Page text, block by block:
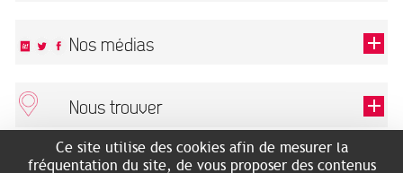
Ce champ est exigé.
Nos médias
Nous trouver
ARCHIVES MUNICIPALES
RECHERCHES GÉNÉALOGIQUES
Ce site utilise des cookies afin de mesurer la
fréquentation du site, de vous proposer des contenus